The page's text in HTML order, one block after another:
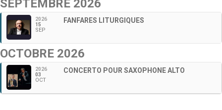
SEPTEMBRE 2026
2026
15
SEP
FANFARES LITURGIQUES
OCTOBRE 2026
2026
03
OCT
CONCERTO POUR SAXOPHONE ALTO